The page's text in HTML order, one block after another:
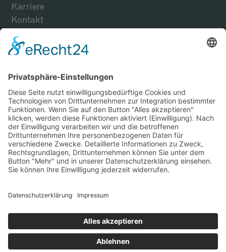
Karriere
Kontakt
Brand Video
Social Media
Bleiben Sie immer auf dem Laufenden und verbinden Sie sich
mit uns auf unseren Social-Media-Kanälen!
Impressum
Datenschutz
Cookies